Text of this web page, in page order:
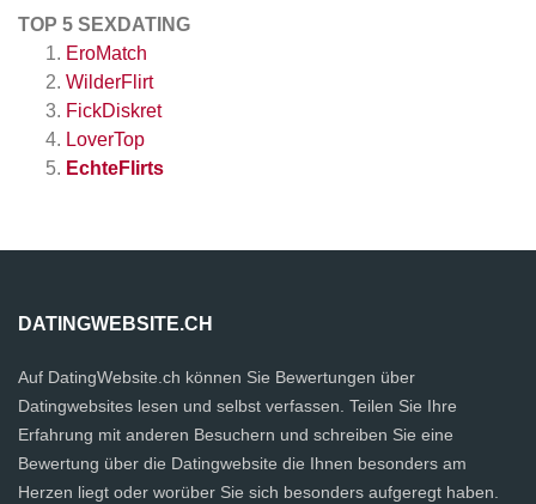
TOP 5 SEXDATING
EroMatch
WilderFlirt
FickDiskret
LoverTop
EchteFlirts
DATINGWEBSITE.CH
Auf DatingWebsite.ch können Sie Bewertungen über
Datingwebsites lesen und selbst verfassen. Teilen Sie Ihre
Erfahrung mit anderen Besuchern und schreiben Sie eine
Bewertung über die Datingwebsite die Ihnen besonders am
Herzen liegt oder worüber Sie sich besonders aufgeregt haben.